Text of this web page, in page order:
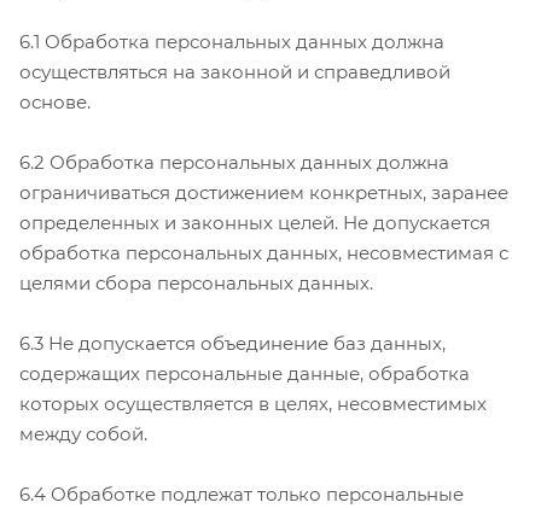
6.1 Обработка персональных данных должна
осуществляться на законной и справедливой
основе.
6.2 Обработка персональных данных должна
ограничиваться достижением конкретных, заранее
определенных и законных целей. Не допускается
обработка персональных данных, несовместимая с
целями сбора персональных данных.
6.3 Не допускается объединение баз данных,
содержащих персональные данные, обработка
которых осуществляется в целях, несовместимых
между собой.
6.4 Обработке подлежат только персональные